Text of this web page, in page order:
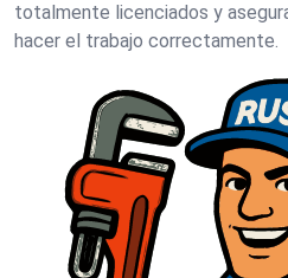
totalmente licenciados y
hacer el trabajo correctamente.